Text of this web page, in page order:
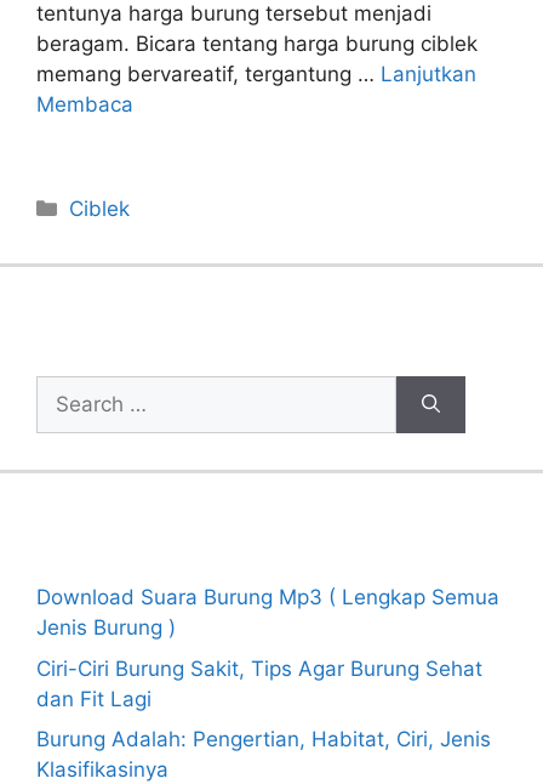
tentunya harga burung tersebut menjadi
beragam. Bicara tentang harga burung ciblek
memang bervareatif, tergantung … Lanjutkan
Membaca
Categories
Ciblek
Search
for:
Download Suara Burung Mp3 ( Lengkap Semua
Jenis Burung )
Ciri-Ciri Burung Sakit, Tips Agar Burung Sehat
dan Fit Lagi
Burung Adalah: Pengertian, Habitat, Ciri, Jenis
Klasifikasinya